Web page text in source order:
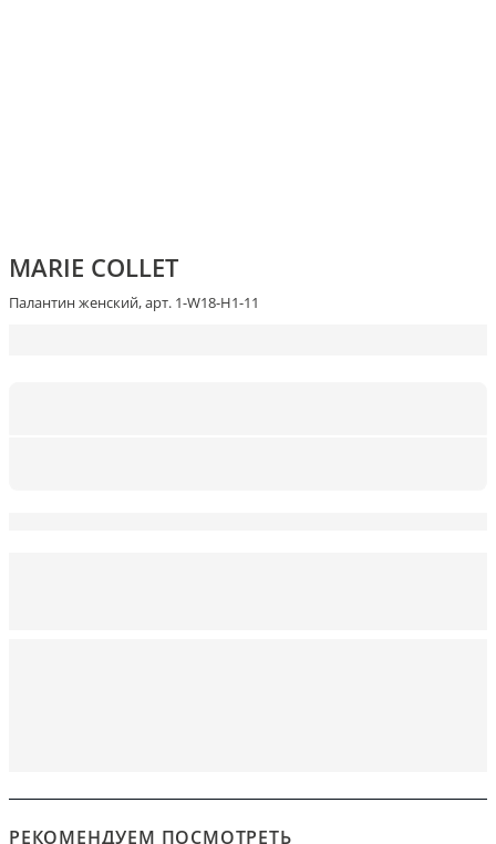
MARIE COLLET
Палантин женский, арт. 1-W18-H1-11
РЕКОМЕНДУЕМ ПОСМОТРЕТЬ